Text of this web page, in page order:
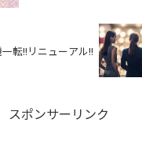
転!!リニューアル!!
スポンサーリンク